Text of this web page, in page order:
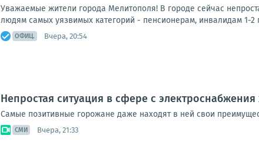
Уважаемые жители города Мелитополя! В городе сейчас
людям самых уязвимых категорий - пенсионерам, инвалидам 1-
ОФИЦ. Вчера, 20:54
Непростая ситуация в сфере с
Самые позитивные горожане даже находят в ней свои
СМИ Вчера, 21:33